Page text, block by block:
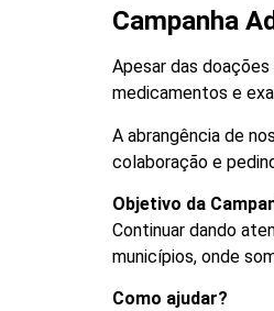
Campanha
Apesar das
medicamentos e
A abrangência de
colaboração e
Objetivo da
Continuar dando
municípios, onde
Como ajudar?